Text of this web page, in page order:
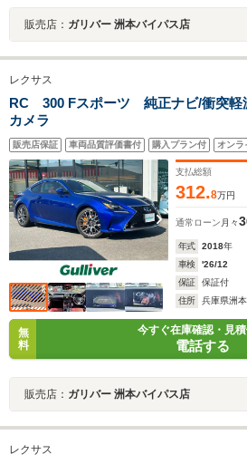
販売店： ガリバー 洲本バイパス店
レクサス
RC 300 Fスポーツ 純正ナビ/衝突軽
カメラ
販売店保証 車両品質評価書付 購入プラン付 オンラ
支払総額
312.8万円
通常ローン 月々
年式 2018年
車検
'26/12
保証
保証付
住所
兵庫県洲
無
料
今すぐ在庫確認・見
電話する
販売店： ガリバー 洲本バイパス店
レクサス